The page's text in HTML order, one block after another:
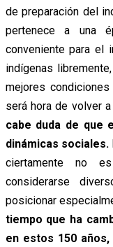
de preparación del
pertenece a una
conveniente para el
indígenas
mejores
será hora de volver
cabe duda de que
dinámicas sociales.
ciertamente no
considerarse
posicionar
tiempo que ha
en estos 150